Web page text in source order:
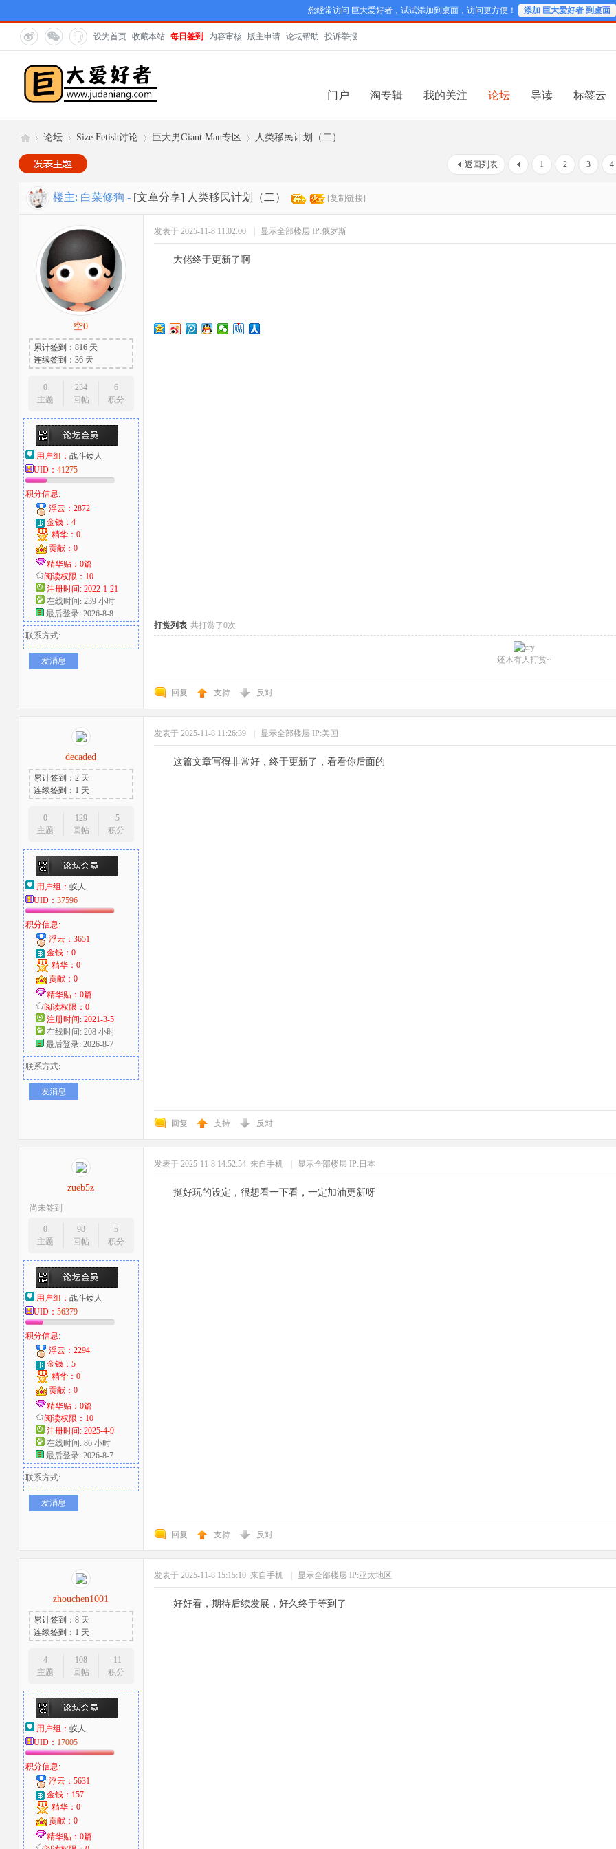
您经常访问 巨大爱好者，试试添加到桌面，访问更方便！ 添加 巨大爱好者 到桌面
设为首页 收藏本站 每日签到 内容审核 版主申请 论坛帮助 投诉举报
门户 淘专辑 我的关注 论坛 导读 标签云
巨
爱
好
»
论坛
›
Size Fetish讨论
›
巨大男Giant Man专区
›
人类移民计划（二）
1 2 3 4
返回列表
楼主: 白菜修狗 - [文章分享] 人类移民计划（二） [复制链接]
空0
累计签到：816 天
连续签到：36 天
0
主题
234
回帖
6
积分
用户组： 战斗矮人
UID： 41275
积分信息:
浮云：2872
金钱：4
精华：0
贡献：0
精华贴：0篇
阅读权限：10
注册时间: 2022-1-21
在线时间: 239 小时
最后登录: 2026-8-8
联系方式:
发消息
发表于 2025-11-8 11:02:00 显示全部楼层 IP:俄罗斯
大佬终于更新了啊
打赏列表 共打赏了0次
还木有人打赏~
回复 支持 反对
decaded
累计签到：2 天
连续签到：1 天
0
主题
129
回帖
-5
积分
用户组： 蚁人
UID： 37596
积分信息:
浮云：3651
金钱：0
精华：0
贡献：0
精华贴：0篇
阅读权限：0
注册时间: 2021-3-5
在线时间: 208 小时
最后登录: 2026-8-7
联系方式:
发消息
发表于 2025-11-8 11:26:39 显示全部楼层 IP:美国
这篇文章写得非常好，终于更新了，看看你后面的
回复 支持 反对
zueb5z
尚未签到
0
主题
98
回帖
5
积分
用户组： 战斗矮人
UID： 56379
积分信息:
浮云：2294
金钱：5
精华：0
贡献：0
精华贴：0篇
阅读权限：10
注册时间: 2025-4-9
在线时间: 86 小时
最后登录: 2026-8-7
联系方式:
发消息
发表于 2025-11-8 14:52:54 来自手机 显示全部楼层 IP:日本
挺好玩的设定，很想看一下看，一定加油更新呀
回复 支持 反对
zhouchen1001
累计签到：8 天
连续签到：1 天
4
主题
108
回帖
-11
积分
用户组： 蚁人
UID： 17005
积分信息:
浮云：5631
金钱：157
精华：0
贡献：0
精华贴：0篇
发表于 2025-11-8 15:15:10 来自手机 显示全部楼层 IP:亚太地区
好好看，期待后续发展，好久终于等到了